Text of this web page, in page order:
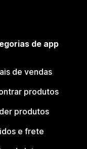
de app
de vendas
produtos
produtos
e frete